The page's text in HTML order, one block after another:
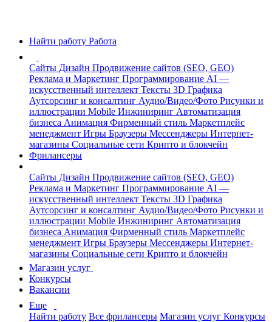
Найти работу Работа
Сайты Дизайн Продвижение сайтов (SEO, GEO)
Реклама и Маркетинг Программирование AI —
искусственный интеллект Тексты 3D Графика
Аутсорсинг и консалтинг Аудио/Видео/Фото Рисунки и
иллюстрации Mobile Инжиниринг Автоматизация
бизнеса Анимация Фирменный стиль Маркетплейс
менеджмент Игры Браузеры Мессенджеры Интернет-
магазины Социальные сети Крипто и блокчейн
Фрилансеры
Сайты Дизайн Продвижение сайтов (SEO, GEO)
Реклама и Маркетинг Программирование AI —
искусственный интеллект Тексты 3D Графика
Аутсорсинг и консалтинг Аудио/Видео/Фото Рисунки и
иллюстрации Mobile Инжиниринг Автоматизация
бизнеса Анимация Фирменный стиль Маркетплейс
менеджмент Игры Браузеры Мессенджеры Интернет-
магазины Социальные сети Крипто и блокчейн
Магазин услуг
Конкурсы
Вакансии
Еще
Найти работу Все фрилансеры Магазин услуг Конкурсы